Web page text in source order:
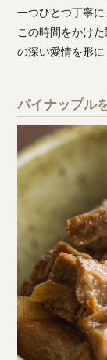
一つひとつ丁寧に
この時間をかけ
の深い愛情を形に
パイナップル